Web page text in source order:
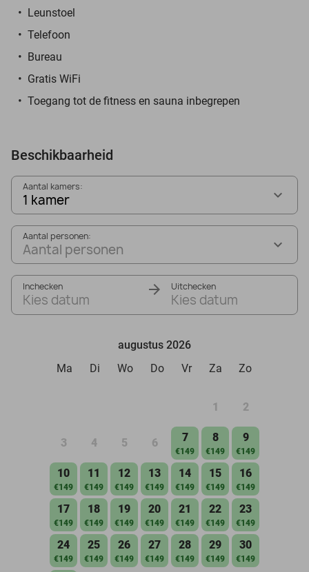
Leunstoel
Telefoon
Bureau
Gratis WiFi
Toegang tot de fitness en sauna inbegrepen
Beschikbaarheid
Aantal kamers:
1 kamer
Aantal personen:
Aantal personen
Inchecken
Kies datum
Uitchecken
Kies datum
augustus 2026
Ma
Di Wo Do Vr Za Zo
1 2
3 4 5 6 7
€149
8
€149
9
€149
10
€149
11
€149
12
€149
13
€149
14
€149
15
€149
16
€149
17
€149
18
€149
19
€149
20
€149
21
€149
22
€149
23
€149
24
€149
25
€149
26
€149
27
€149
28
€149
29
€149
30
€149